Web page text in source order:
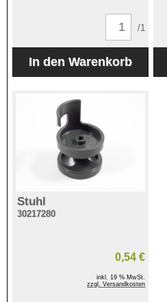
/1
Stuhl
30217280
0,54 €
inkl. 19 % MwSt.
zzgl. Versandkosten